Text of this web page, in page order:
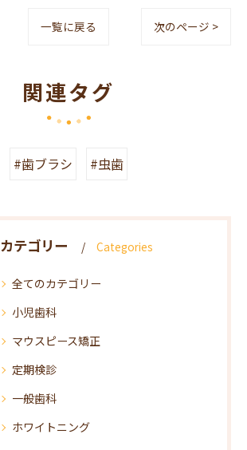
一覧に戻る 次のページ >
関連タグ
#歯ブラシ #虫歯
カテゴリー Categories
全てのカテゴリー
小児歯科
マウスピース矯正
定期検診
一般歯科
ホワイトニング